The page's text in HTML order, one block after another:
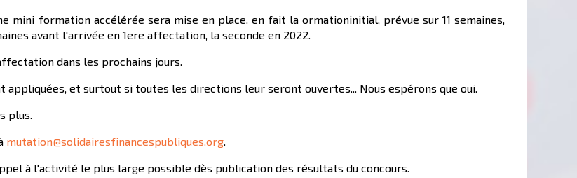
mini formation accélérée sera mise en place. en fait la ormationinitial, prévue sur 11 semaines,
avant l'arrivée en 1ere affectation, la seconde en 2022.
dans les prochains jours.
appliquées, et surtout si toutes les directions leur seront ouvertes... Nous espérons que oui.
plus.
mutation@solidairesfinancespubliques.org.
à l'activité le plus large possible dès publication des résultats du concours.